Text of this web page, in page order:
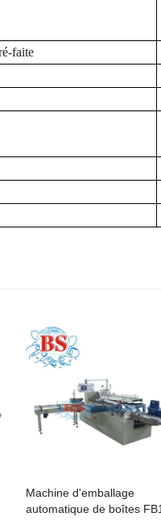
faite
Machine d'emballage
automatique de boîtes